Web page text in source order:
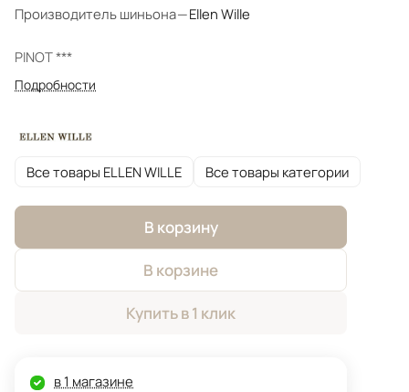
Производитель шиньона—Ellen Wille
PINOT ***
Подробности
Все товары ELLEN WILLE Все товары категории
В корзину
В корзине
Купить в 1 клик
в 1 магазине